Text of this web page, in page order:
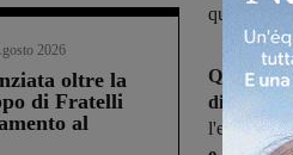
2026
oltre la
di Fratelli
al
quello di
Quella
difficile
l'entrata